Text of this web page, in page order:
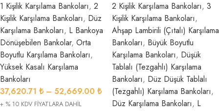
1 Kişilik Karşılama Bankoları, 2
Kişilik Karşılama Bankoları, Düz
Karşılama Bankoları, L Bankoya
Dönüşebilen Bankolar, Orta
Boyutlu Karşılama Bankoları,
Yüksek Kasalı Karşılama
Bankoları
37,620.71 ₺ – 52,669.00 ₺
+ % 10 KDV FİYATLARA DAHİL
2 Kişilik Karşılama Bankoları, 3
Kişilik Karşılama Bankoları,
Ahşap Lambirili (Çıtalı) Karşılama
Bankoları, Büyük Boyutlu
Karşılama Bankoları, Düşük
Tablalı (Tezgahlı) Karşılama
Bankoları, Düz Düşük Tablalı
(Tezgahlı) Karşılama Bankoları,
Düz Karşılama Bankoları, L